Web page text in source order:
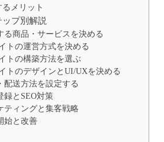
メリット
プ別解説
る商品・サービスを決める
トの運営方式を決める
トの構築方法を選ぶ
トのデザインとUI/UXを決める
配送方法を設定する
録とSEO対策
ティングと集客戦略
始と改善